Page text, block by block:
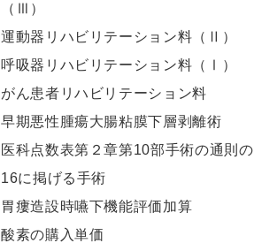
（Ⅲ）
運動器リハビリテーション料（Ⅱ）
呼吸器リハビリテーション料（Ⅰ）
がん患者リハビリテーション料
早期悪性腫瘍大腸粘膜下層剥離術
医科点数表第２章第10部手術の通則の
16に掲げる手術
胃瘻造設時嚥下機能評価加算
酸素の購入単価